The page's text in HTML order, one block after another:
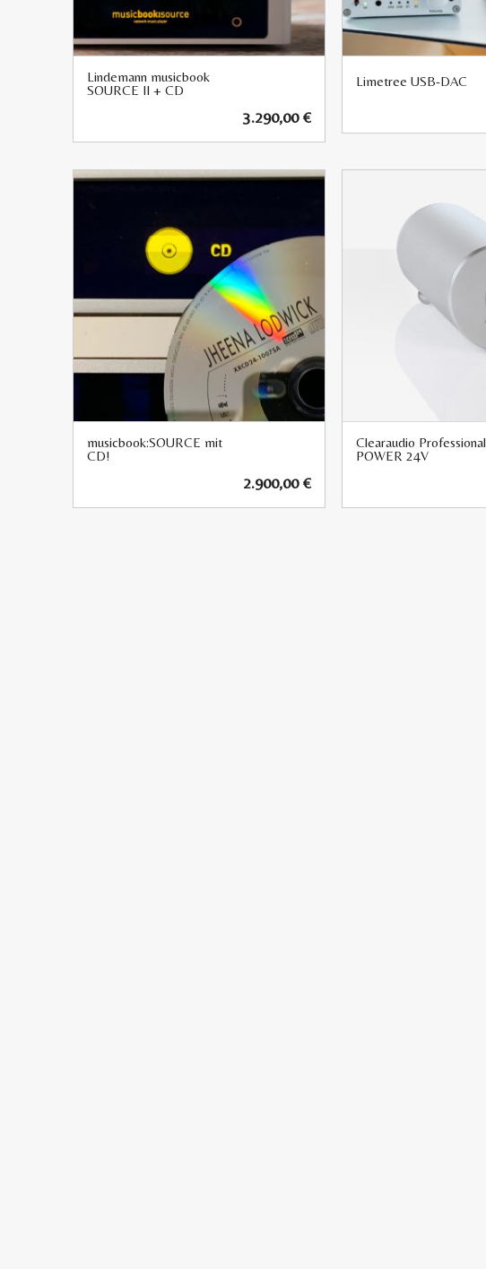
Lindemann musicbook
SOURCE II + CD
3.290,00€
Limetree USB-DAC
musicbook:SOURCE mit
CD!
2.900,00€
Clearaudio Professional
POWER 24V